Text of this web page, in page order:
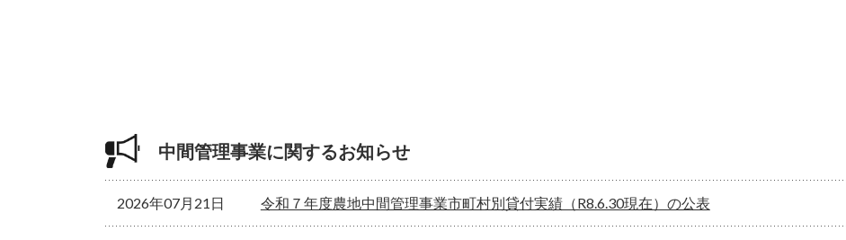
中間管理事業に関するお知らせ
2026年07月21日 令和７年度農地中間管理事業市町村別貸付実績（R8.6.30現在）の公表